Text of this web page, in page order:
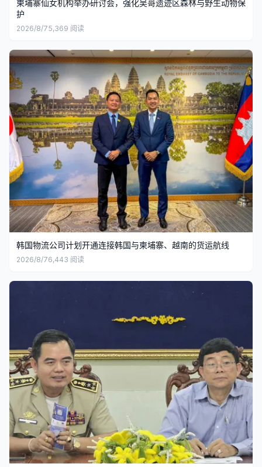
柬埔寨仙女机构举办研讨会，强化吴哥遗迹区森林与野生动物保
护
2026/8/75,369 阅读
韩国物流公司计划开通连接韩国与柬埔寨、越南的货运航线
2026/8/76,443 阅读